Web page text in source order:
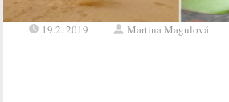
19.2. 2019 Martina Magulová